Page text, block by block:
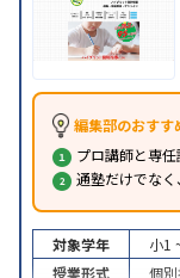
編集部のおすす
プロ講師と専
通塾だけでな
対象学年 小1
授業形式
個